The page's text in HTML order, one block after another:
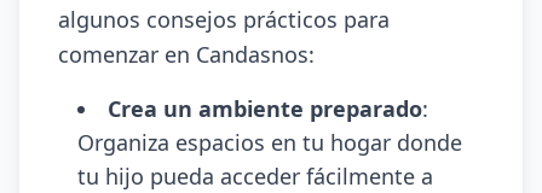
algunos consejos prácticos para
comenzar en Candasnos:
Crea un ambiente preparado:
Organiza espacios en tu hogar donde
tu hijo pueda acceder fácilmente a